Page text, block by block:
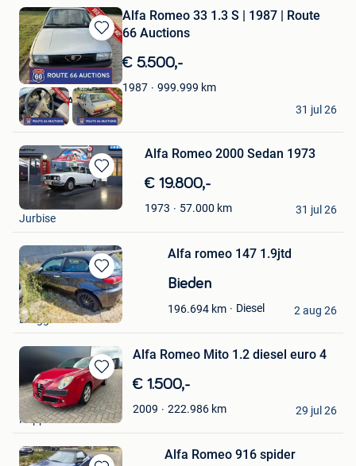
Bewaren
in
Mijn
Favorieten
Alfa Romeo 33 1.3 S | 1987 | Route
66 Auctions
€ 5.500,-
1987 999.999 km
Route 66 Auctions
Waalwijk
31 jul 26
Bewaren
in
Mijn
Alfa Romeo 2000 Sedan 1973
€ 19.800,-
1973 57.000 km
Fabrizio
Jurbise
31 jul 26
Bewaren
in
Mijn
Favorieten
Alfa romeo 147 1.9jtd
Bieden
196.694 km Diesel
AD
Brugge
2 aug 26
Bewaren
in
Mijn
Favorieten
Alfa Romeo Mito 1.2 diesel euro 4
€ 1.500,-
2009 222.986 km
GiGi
Poppel
29 jul 26
Alfa Romeo 916 spider